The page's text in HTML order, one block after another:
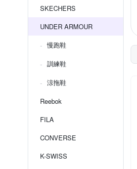
SKECHERS
UNDER ARMOUR
慢跑鞋
訓練鞋
涼拖鞋
Reebok
FILA
CONVERSE
K-SWISS